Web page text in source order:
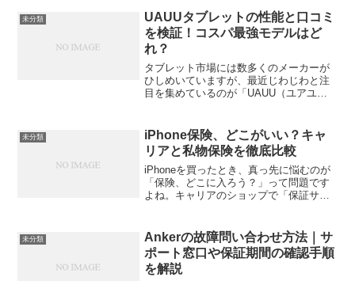
評判、どんな人に向いているのかを詳し
く紹介します...
未分類
UAUUタブレットの性能と口コミ
を検証！コスパ最強モデルはど
れ？
タブレット市場には数多くのメーカーが
ひしめいていますが、最近じわじわと注
目を集めているのが「UAUU（ユアユ
人も多いのではないでしょうか。今回
は、そんなUAUUタ...
未分類
iPhone保険、どこがいい？キャ
リアと私物保険を徹底比較
iPhoneを買ったとき、真っ先に悩むのが
「保険、どこに入ろう？」って問題です
よね。キャリアのショップで「保証サー
に壊れたときにいくら自己負担があるの
か、よくわからない...
未分類
Ankerの故障問い合わせ方法｜サ
ポート窓口や保証期間の確認手順
を解説